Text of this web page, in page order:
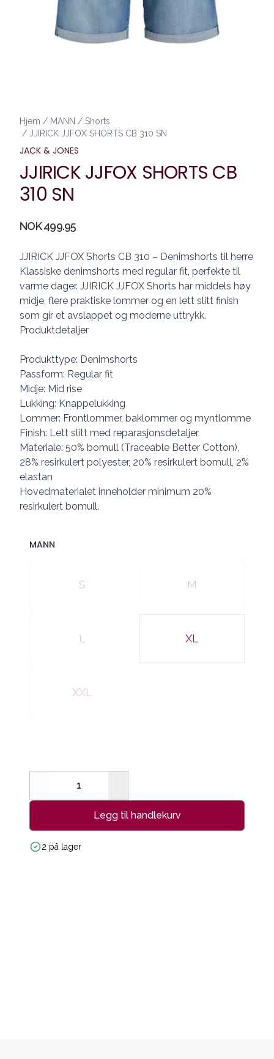
Hjem / MANN / Shorts
/ JJIRICK JJFOX SHORTS CB 310 SN
JACK & JONES
JJIRICK JJFOX SHORTS CB
310 SN
Produktdetaljer
NOK 499.95
Description
JJIRICK JJFOX Shorts CB 310 – Denimshorts til herre
Klassiske denimshorts med regular fit, perfekte til
varme dager. JJIRICK JJFOX Shorts har middels høy
midje, flere praktiske lommer og en lett slitt finish
som gir et avslappet og moderne uttrykk.
Produktdetaljer
Produkttype: Denimshorts
Passform: Regular fit
Midje: Mid rise
Lukking: Knappelukking
Lommer: Frontlommer, baklommer og myntlomme
Finish: Lett slitt med reparasjonsdetaljer
Materiale: 50% bomull (Traceable Better Cotton),
28% resirkulert polyester, 20% resirkulert bomull, 2%
elastan
Hovedmaterialet inneholder minimum 20%
resirkulert bomull.
MANN
S M
L XL
XXL
Decrease
Legg til handlekurv
2 på lager